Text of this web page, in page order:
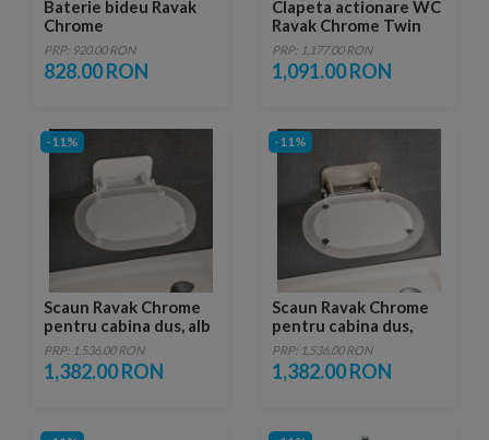
Baterie bideu Ravak
Chrome
PRP: 920.00 RON
828.00 RON
Clapeta actionare WC
Ravak Chrome Twin
PRP: 1,177.00 RON
1,091.00 RON
-11%
Scaun Ravak Chrome
pentru cabina dus, alb
PRP: 1,536.00 RON
1,382.00 RON
-11%
Scaun Ravak Chrome
pentru cabina dus,
crom
PRP: 1,536.00 RON
1,382.00 RON